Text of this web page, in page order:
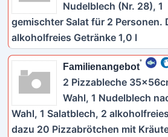
Nudelblech (Nr. 28), 1
gemischter Salat für 2 Personen.
alkoholfreies Getränke 1,0 l
Familienangebot
2 Pizzableche
Wahl, 1 Nudelblech
Wahl, 1 Salatblech, 2
dazu 20 Pizzabrötchen mit